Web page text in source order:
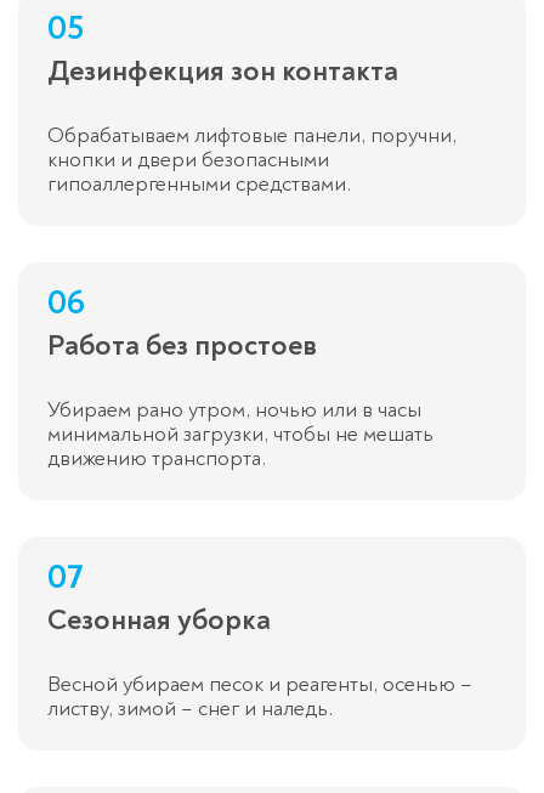
05
Дезинфекция зон контакта
Обрабатываем лифтовые панели, поручни,
кнопки и двери безопасными
гипоаллергенными средствами.
06
Работа без простоев
Убираем рано утром, ночью или в часы
минимальной загрузки, чтобы не мешать
движению транспорта.
07
Сезонная уборка
Весной убираем песок и реагенты, осенью –
листву, зимой – снег и наледь.